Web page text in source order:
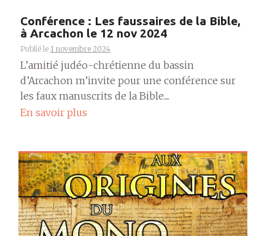
Conférence : Les faussaires de la Bible,
à Arcachon le 12 nov 2024
Publié le 1 novembre 2024
L’amitié judéo-chrétienne du bassin
d’Arcachon m’invite pour une conférence sur
les faux manuscrits de la Bible....
En savoir plus